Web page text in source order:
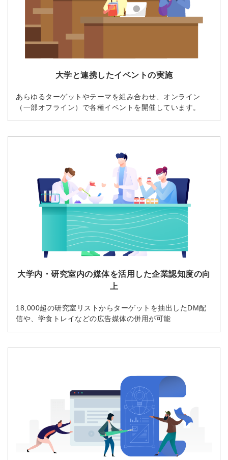
大学と連携したイベントの実施
あらゆるターゲットやテーマを組み合わせ、オンライン
（一部オフライン）で各種イベントを開催しています。
大学内・研究室内の媒体を活用した企業認知度の向
上
18,000超の研究室リストからターゲットを抽出したDM配
信や、学食トレイなどの広告媒体の併用が可能